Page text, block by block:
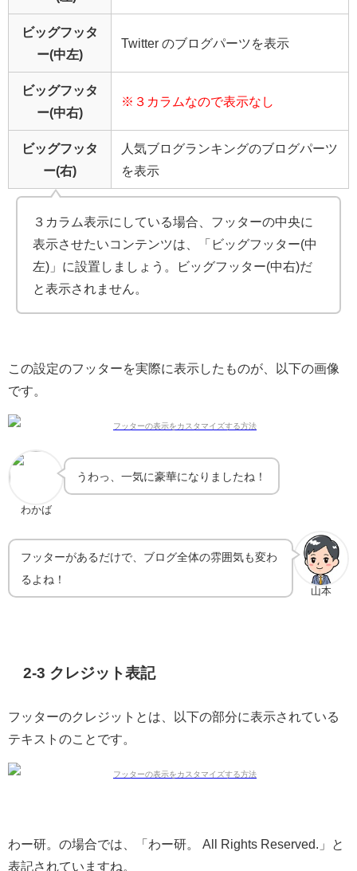
ビッグフッタ
ー(中左)
Twitter のブログパーツを表示
ビッグフッタ
ー(中右)
※３カラムなので表示なし
ビッグフッタ
ー(右)
人気ブログランキングのブログパーツ
を表示
３カラム表示にしている場合、フッターの中央に
表示させたいコンテンツは、「ビッグフッター(中
左)」に設置しましょう。ビッグフッター(中右)だ
と表示されません。
この設定のフッターを実際に表示したものが、以下の画像
です。
わかば
うわっ、一気に豪華になりましたね！
山本
フッターがあるだけで、ブログ全体の雰囲気も変わ
るよね！
2-3 クレジット表記
フッターのクレジットとは、以下の部分に表示されている
テキストのことです。
わー研。の場合では、「わー研。 All Rights Reserved.」と
表記されていますね。